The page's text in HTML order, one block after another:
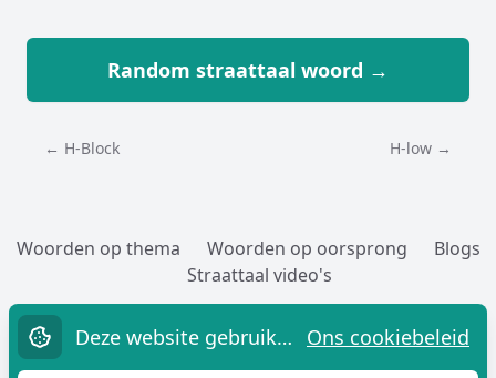
Random straattaal woord →
← H-Block H-low →
Woorden op thema Woorden op oorsprong
Blogs
Straattaal video's
Woorden toevoegen Over Cookies Privacy
Contact
Deze website gebruikt cookies. Ons cookiebeleid